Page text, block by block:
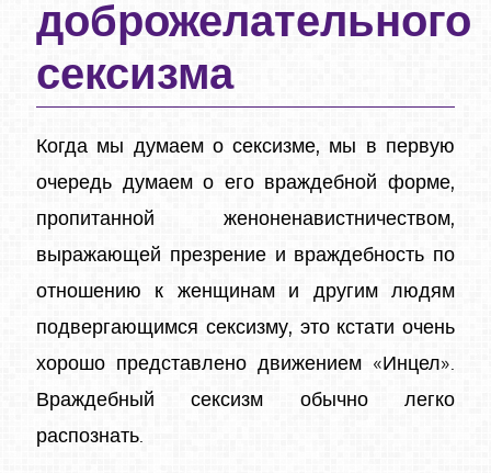
доброжелательного
сексизма
Когда мы думаем о сексизме, мы в первую
очередь думаем о его враждебной форме,
пропитанной женоненавистничеством,
выражающей презрение и враждебность по
отношению к женщинам и другим людям
подвергающимся сексизму, это кстати очень
хорошо представлено движением «Инцел».
Враждебный сексизм обычно легко
распознать.